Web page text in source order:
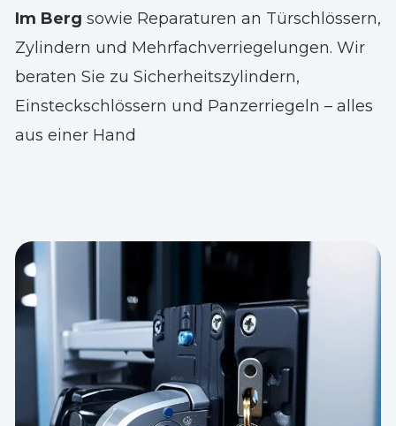
Im Berg sowie Reparaturen an Türschlössern,
Zylindern und Mehrfachverriegelungen. Wir
beraten Sie zu Sicherheitszylindern,
Einsteckschlössern und Panzerriegeln – alles
aus einer Hand